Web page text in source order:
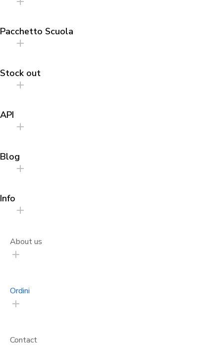
Pacchetto Scuola
Stock out
API
Blog
Info
About us
Ordini
Contact